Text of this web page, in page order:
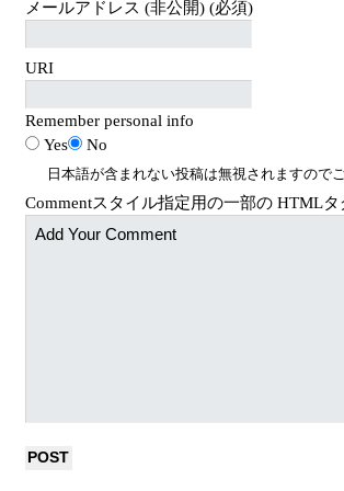
メールアドレス (非公開) (必須)
URI
Remember personal info
Yes
No
日本語が含まれない投稿は無視されますので
Commentスタイル指定用の一部の HTMLタ